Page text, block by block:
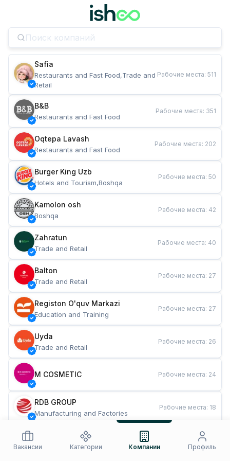
Safia
Restaurants and Fast Food,Trade and
Retail
Рабочие места: 511
B&B
Restaurants and Fast Food
Рабочие места: 351
Oqtepa Lavash
Restaurants and Fast Food
Рабочие места: 202
Burger King Uzb
Hotels and Tourism,Boshqa
Рабочие места: 50
Kamolon osh
Boshqa
Рабочие места: 42
Zahratun
Trade and Retail
Рабочие места: 40
Balton
Trade and Retail
Рабочие места: 27
Registon O'quv Markazi
Education and Training
Рабочие места: 27
Uyda
Trade and Retail
Рабочие места: 26
M COSMETIC Рабочие места: 24
RDB GROUP
Manufacturing and Factories
Рабочие места: 18
Restaurants and Fast Food
Рабочие места
Вакансии
Категории Компании Профиль